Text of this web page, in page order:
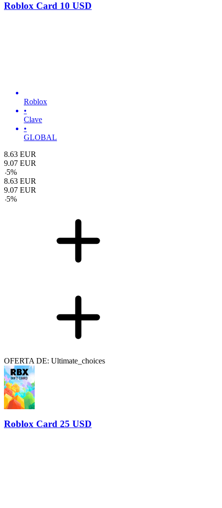
Roblox Card 10 USD
Roblox
•
Clave
•
GLOBAL
8.63 EUR
9.07 EUR
-5%
8.63 EUR
9.07 EUR
-5%
OFERTA DE: Ultimate_choices
Roblox Card 25 USD